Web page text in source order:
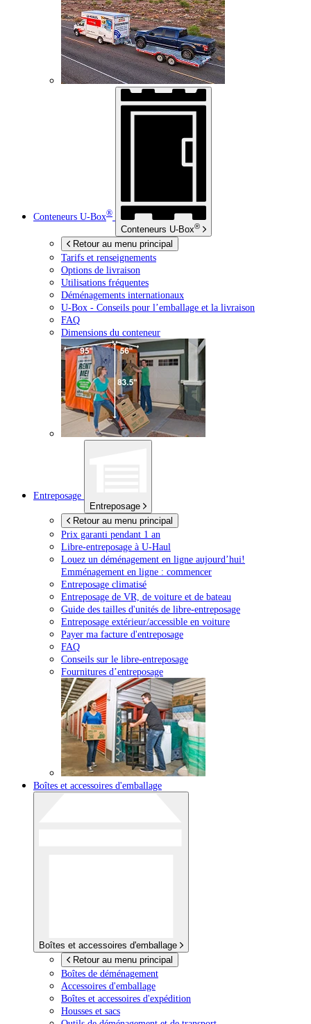
Conteneurs U-Box®
Conteneurs U-Box®
Retour au menu principal
Tarifs et renseignements
Options de livraison
Utilisations fréquentes
Déménagements internationaux
U-Box - Conseils pour l’emballage et la livraison
FAQ
Dimensions du conteneur
Entreposage
Entreposage
Retour au menu principal
Prix garanti pendant 1 an
Libre-entreposage à U-Haul
Louez un déménagement en ligne aujourd’hui!
Emménagement en ligne : commencer
Entreposage climatisé
Entreposage de VR, de voiture et de bateau
Guide des tailles d'unités de libre-entreposage
Entreposage extérieur/accessible en voiture
Payer ma facture d'entreposage
FAQ
Conseils sur le libre-entreposage
Fournitures d’entreposage
Boîtes et accessoires d'emballage
Boîtes et accessoires d'emballage
Retour au menu principal
Boîtes de déménagement
Accessoires d'emballage
Boîtes et accessoires d'expédition
Housses et sacs